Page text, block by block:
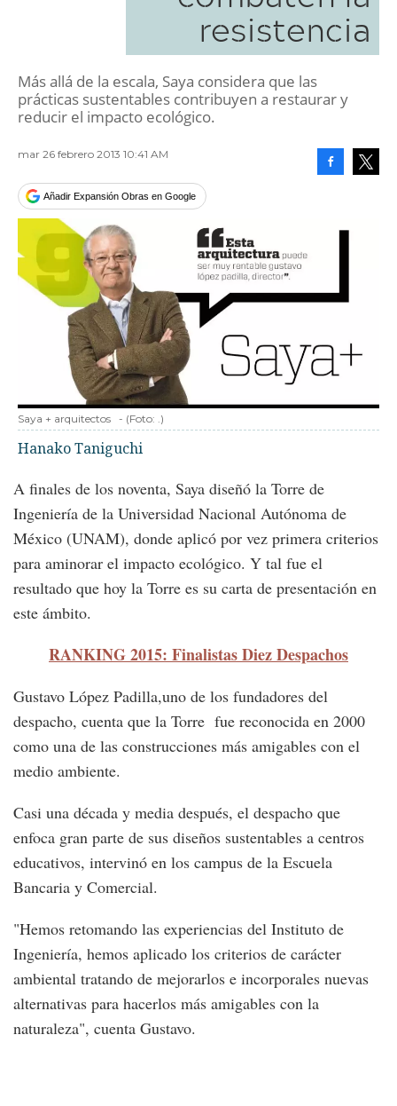
resistencia
Más allá de la escala, Saya considera que las
prácticas sustentables contribuyen a restaurar y
reducir el impacto ecológico.
mar 26 febrero 2013 10:41 AM
Añadir Expansión Obras en Google
Saya + arquitectos - (Foto: .)
Hanako Taniguchi
A finales de los noventa, Saya diseñó la Torre de
Ingeniería de la Universidad Nacional Autónoma de
México (UNAM), donde aplicó por vez primera criterios
para aminorar el impacto ecológico. Y tal fue el
resultado que hoy la Torre es su carta de presentación en
este ámbito.
RANKING 2015: Finalistas Diez Despachos
Gustavo López Padilla,uno de los fundadores del
despacho, cuenta que la Torre fue reconocida en 2000
como una de las construcciones más amigables con el
medio ambiente.
Casi una década y media después, el despacho que
enfoca gran parte de sus diseños sustentables a centros
educativos, intervinó en los campus de la Escuela
Bancaria y Comercial.
"Hemos retomando las experiencias del Instituto de
Ingeniería, hemos aplicado los criterios de carácter
ambiental tratando de mejorarlos e incorporales nuevas
alternativas para hacerlos más amigables con la
naturaleza", cuenta Gustavo.